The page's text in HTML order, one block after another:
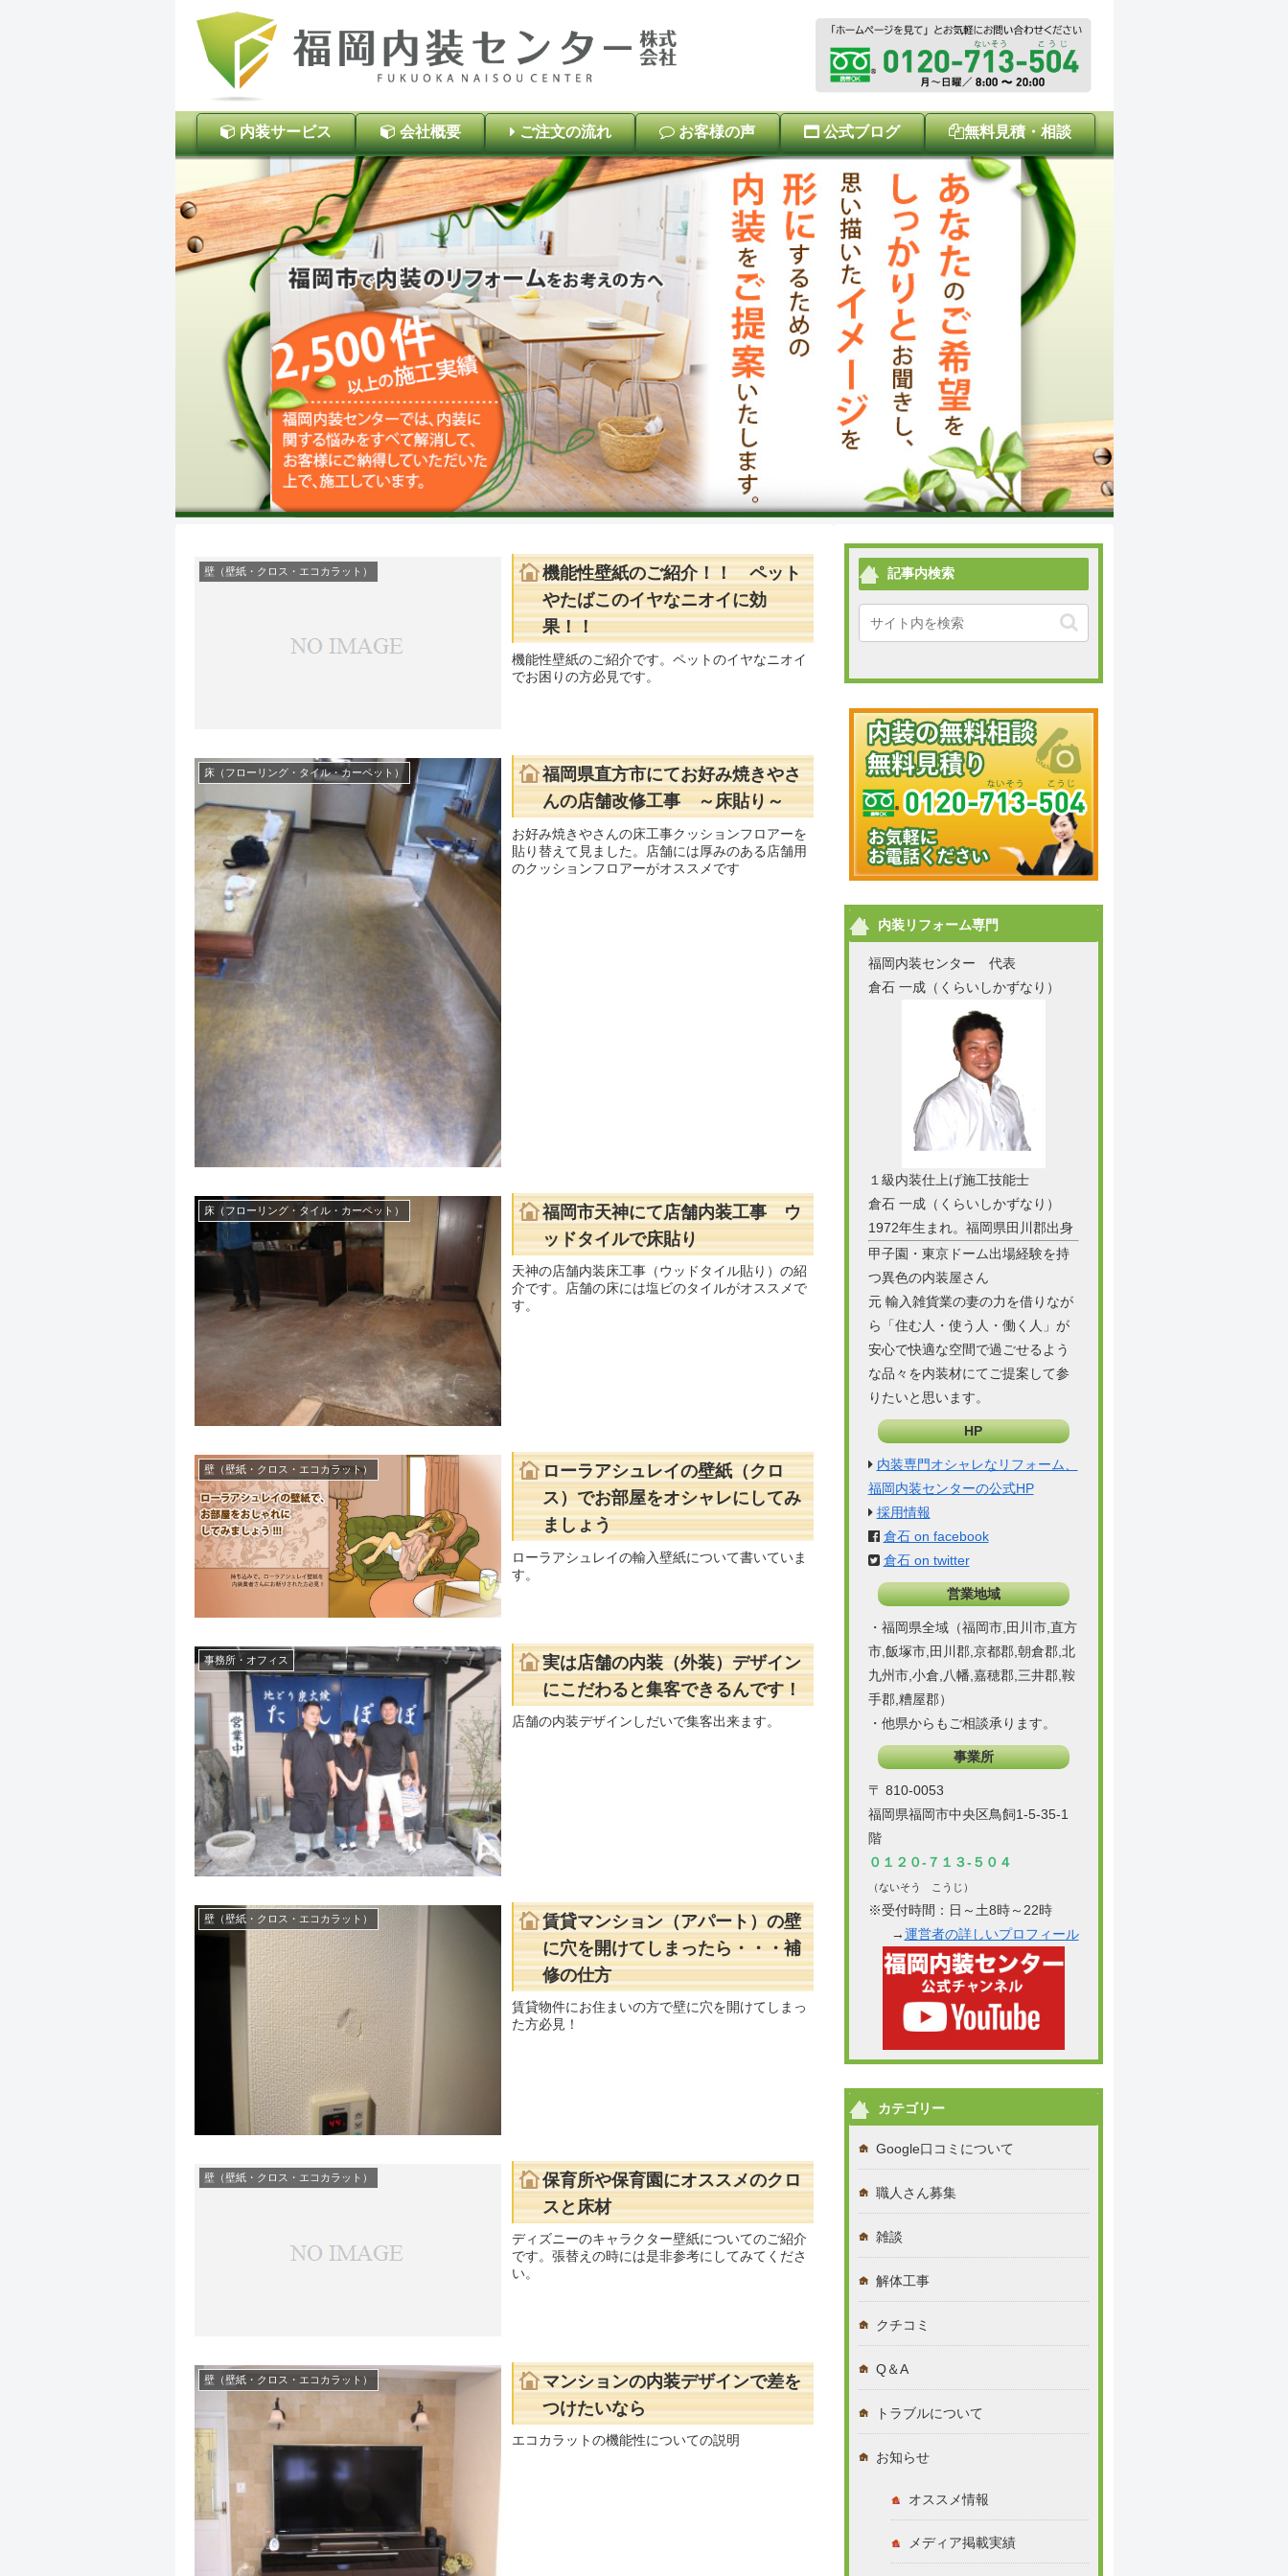
内装サービス 会社概要 ご注文の流れ お客様の声 公式ブログ 無料見積・相談
壁（壁紙・クロス・エコカラット）
機能性壁紙のご紹介！！ ペット
やたばこのイヤなニオイに効
果！！
機能性壁紙のご紹介です。ペットのイヤなニオイ
でお困りの方必見です。
床（フローリング・タイル・カーペット）
福岡県直方市にてお好み焼きやさ
んの店舗改修工事 ～床貼り～
お好み焼きやさんの床工事クッションフロアーを
貼り替えて見ました。店舗には厚みのある店舗用
のクッションフロアーがオススメです
床（フローリング・タイル・カーペット）
福岡市天神にて店舗内装工事 ウ
ッドタイルで床貼り
天神の店舗内装床工事（ウッドタイル貼り）の紹
介です。店舗の床には塩ビのタイルがオススメで
す。
壁（壁紙・クロス・エコカラット）
ローラアシュレイの壁紙（クロ
ス）でお部屋をオシャレにしてみ
ましょう
ローラアシュレイの輸入壁紙について書いていま
す。
事務所・オフィス
実は店舗の内装（外装）デザイン
にこだわると集客できるんです！
店舗の内装デザインしだいで集客出来ます。
壁（壁紙・クロス・エコカラット）
賃貸マンション（アパート）の壁
に穴を開けてしまったら・・・補
修の仕方
賃貸物件にお住まいの方で壁に穴を開けてしまっ
た方必見！
壁（壁紙・クロス・エコカラット）
保育所や保育園にオススメのクロ
スと床材
ディズニーのキャラクター壁紙についてのご紹介
です。張替えの時には是非参考にしてみてくださ
い。
壁（壁紙・クロス・エコカラット）
マンションの内装デザインで差を
つけたいなら
エコカラットの機能性についての説明
記事内検索
内装リフォーム専門
福岡内装センター 代表
倉石 一成（くらいしかずなり）
１級内装仕上げ施工技能士
倉石 一成（くらいしかずなり）
1972年生まれ。福岡県田川郡出身
甲子園・東京ドーム出場経験を持
つ異色の内装屋さん
元 輸入雑貨業の妻の力を借りなが
ら「住む人・使う人・働く人」が
安心で快適な空間で過ごせるよう
な品々を内装材にてご提案して参
りたいと思います。
HP
内装専門オシャレなリフォーム、
福岡内装センターの公式HP
採用情報
倉石 on facebook
倉石 on twitter
営業地域
・福岡県全域（福岡市,田川市,直方
市,飯塚市,田川郡,京都郡,朝倉郡,北
九州市,小倉,八幡,嘉穂郡,三井郡,鞍
手郡,糟屋郡）
・他県からもご相談承ります。
事業所
〒 810-0053
福岡県福岡市中央区鳥飼1-5-35-1
階
０１２０-７１３-５０４
（ないそう こうじ）
※受付時間：日～土8時～22時
→運営者の詳しいプロフィール
カテゴリー
Google口コミについて
職人さん募集
雑談
解体工事
クチコミ
Q＆A
トラブルについて
お知らせ
オススメ情報
メディア掲載実績